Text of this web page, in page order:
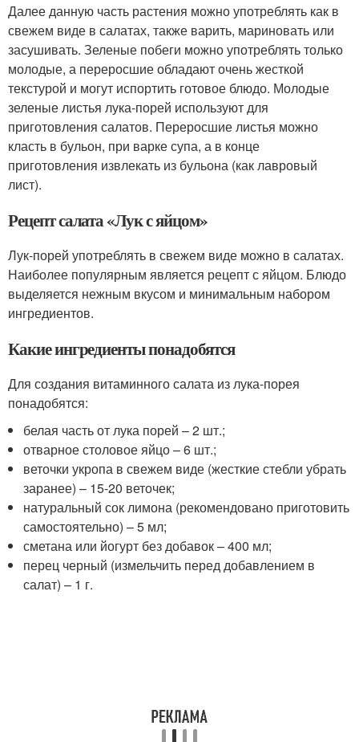
Далее данную часть растения можно употреблять как в
свежем виде в салатах, также варить, мариновать или
засушивать. Зеленые побеги можно употреблять только
молодые, а переросшие обладают очень жесткой
текстурой и могут испортить готовое блюдо. Молодые
зеленые листья лука-порей используют для
приготовления салатов. Переросшие листья можно
класть в бульон, при варке супа, а в конце
приготовления извлекать из бульона (как лавровый
лист).
Рецепт салата «Лук с яйцом»
Лук-порей употреблять в свежем виде можно в салатах.
Наиболее популярным является рецепт с яйцом. Блюдо
выделяется нежным вкусом и минимальным набором
ингредиентов.
Какие ингредиенты понадобятся
Для создания витаминного салата из лука-порея
понадобятся:
белая часть от лука порей – 2 шт.;
отварное столовое яйцо – 6 шт.;
веточки укропа в свежем виде (жесткие стебли убрать
заранее) – 15-20 веточек;
натуральный сок лимона (рекомендовано приготовить
самостоятельно) – 5 мл;
сметана или йогурт без добавок – 400 мл;
перец черный (измельчить перед добавлением в
салат) – 1 г.